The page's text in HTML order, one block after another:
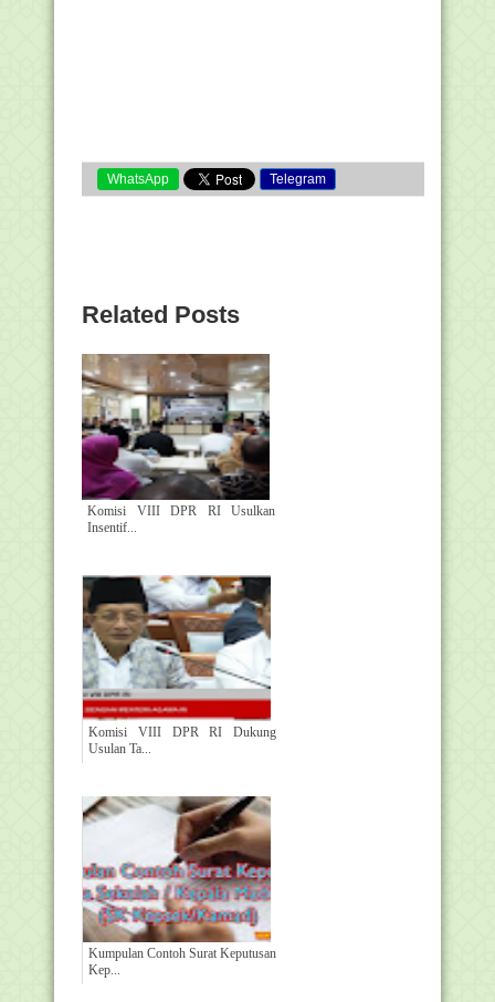
WhatsApp Telegram
Related Posts
Komisi VIII DPR RI Usulkan
Insentif...
Komisi VIII DPR RI Dukung
Usulan Ta...
Kumpulan Contoh Surat Keputusan
Kep...